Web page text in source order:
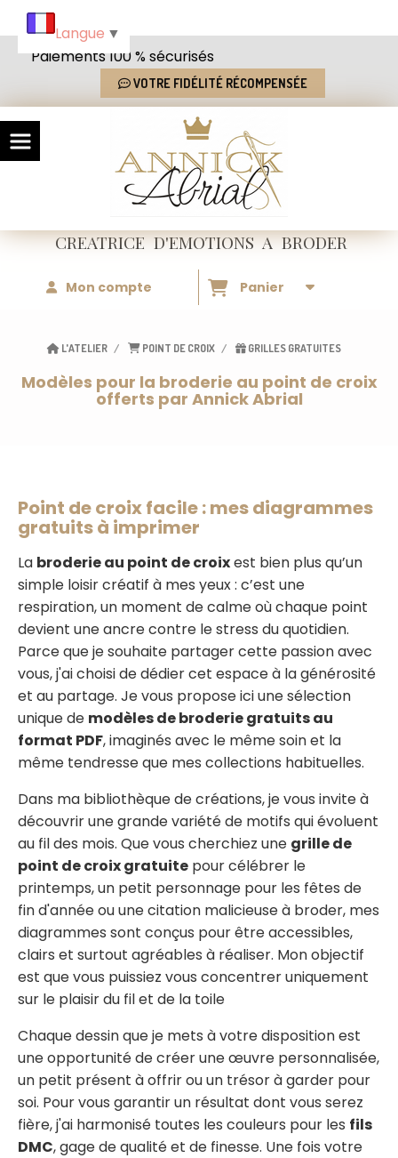
Paiements 100 % sécurisés
VOTRE FIDÉLITÉ RÉCOMPENSÉE
CREATRICED'EMOTIONSA BRODER
Mon compte Panier
L'ATELIER POINT DE CROIX GRILLES GRATUITES
Modèles pour la broderie au point de croix
offerts par Annick Abrial
Point de croix facile : mes diagrammes
gratuits à imprimer
La broderie au point de croixest bien plus qu’un
simple loisir créatif à mes yeux : c’est une
respiration, un moment de calme où chaque point
devient une ancre contre le stress du quotidien.
Parce que je souhaite partager cette passion avec
vous, j'ai choisi de dédier cet espace à la générosité
et au partage. Je vous propose ici une sélection
unique de modèles de broderie gratuits au
format PDF, imaginés avec le même soin et la
même tendresse que mes collections habituelles.
Dans ma bibliothèque de créations, je vous invite à
découvrir une grande variété de motifs qui évoluent
au fil des mois. Que vous cherchiez une grille de
point de croix gratuite pour célébrer le
printemps, un petit personnage pour les fêtes de
fin d'année ou une citation malicieuse à broder, mes
diagrammes sont conçus pour être accessibles,
clairs et surtout agréables à réaliser. Mon objectif
est que vous puissiez vous concentrer uniquement
sur le plaisir du fil et de la toile
Chaque dessin que je mets à votre disposition est
une opportunité de créer une œuvre personnalisée,
un petit présent à offrir ou un trésor à garder pour
soi. Pour vous garantir un résultat dont vous serez
fière, j'ai harmonisé toutes les couleurs pour les fils
DMC, gage de qualité et de finesse. Une fois votre
Langue ▼